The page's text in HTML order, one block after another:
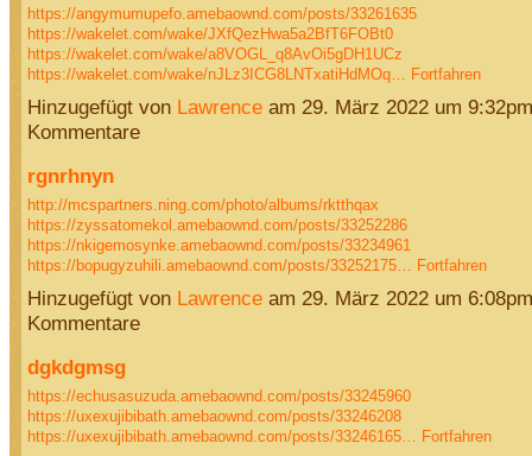
https://angymumupefo.amebaownd.com/posts/33261635
https://wakelet.com/wake/JXfQezHwa5a2BfT6FOBt0
https://wakelet.com/wake/a8VOGL_q8AvOi5gDH1UCz
https://wakelet.com/wake/nJLz3ICG8LNTxatiHdMOq…
Fortfahren
Hinzugefügt von Lawrenceam 29. März 2022 um
Kommentare
rgnrhnyn
http://mcspartners.ning.com/photo/albums/rktthqax
https://zyssatomekol.amebaownd.com/posts/33252286
https://nkigemosynke.amebaownd.com/posts/33234961
https://bopugyzuhili.amebaownd.com/posts/33252175…
Fortfahren
Hinzugefügt von Lawrenceam 29. März 2022 um
Kommentare
dgkdgmsg
https://echusasuzuda.amebaownd.com/posts/33245960
https://uxexujibibath.amebaownd.com/posts/33246208
https://uxexujibibath.amebaownd.com/posts/33246165…
Fortfahren